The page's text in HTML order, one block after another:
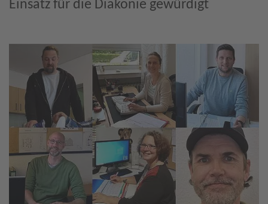
Einsatz für die Diakonie gewürdigt